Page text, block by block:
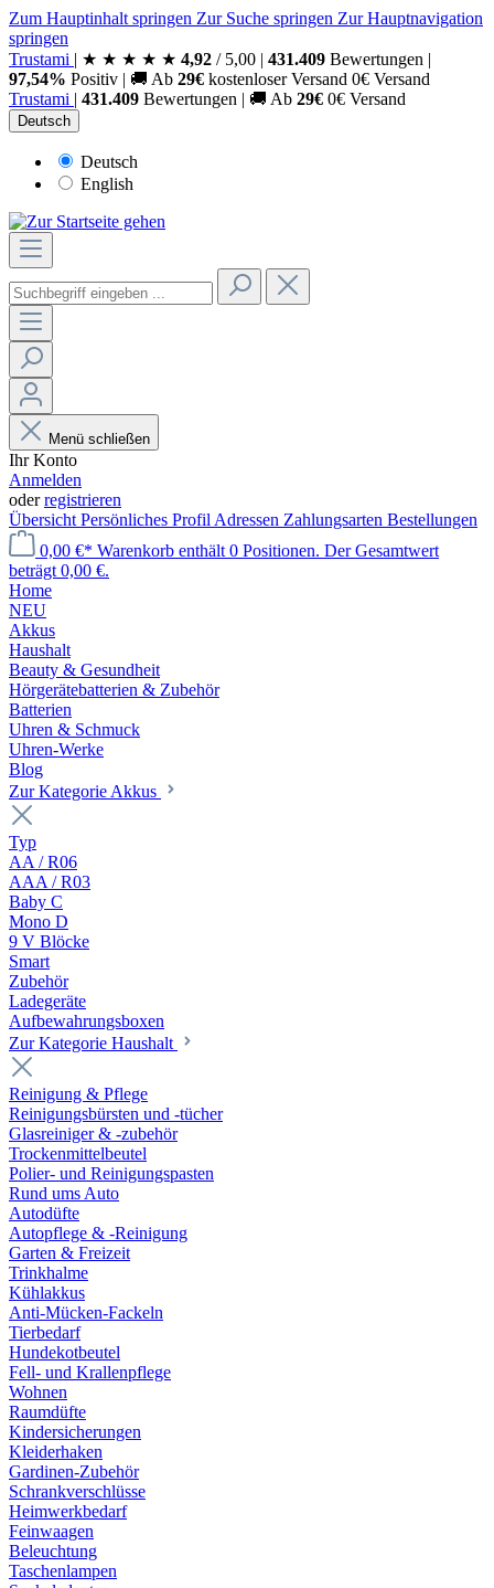
Zum Hauptinhalt springen Zur Suche springen Zur Hauptnavigation
springen
Trustami | ★ ★ ★ ★ ★ 4,92 / 5,00 | 431.409 Bewertungen |
97,54% Positiv | 🚚 Ab 29€ kostenloser Versand 0€ Versand
Trustami | 431.409 Bewertungen | 🚚 Ab 29€ 0€ Versand
Deutsch
Deutsch
English
Menü schließen
Ihr Konto
Anmelden
oderregistrieren
Übersicht Persönliches Profil Adressen Zahlungsarten Bestellungen
0,00 €* Warenkorb enthält 0 Positionen. Der Gesamtwert
beträgt 0,00 €.
Home
NEU
Akkus
Haushalt
Beauty & Gesundheit
Hörgerätebatterien & Zubehör
Batterien
Uhren & Schmuck
Uhren-Werke
Blog
Zur Kategorie Akkus
Typ
AA / R06
AAA / R03
Baby C
Mono D
9 V Blöcke
Smart
Zubehör
Ladegeräte
Aufbewahrungsboxen
Zur Kategorie Haushalt
Reinigung & Pflege
Reinigungsbürsten und -tücher
Glasreiniger & -zubehör
Trockenmittelbeutel
Polier- und Reinigungspasten
Rund ums Auto
Autodüfte
Autopflege & -Reinigung
Garten & Freizeit
Trinkhalme
Kühlakkus
Anti-Mücken-Fackeln
Tierbedarf
Hundekotbeutel
Fell- und Krallenpflege
Wohnen
Raumdüfte
Kindersicherungen
Kleiderhaken
Gardinen-Zubehör
Schrankverschlüsse
Heimwerkbedarf
Feinwaagen
Beleuchtung
Taschenlampen